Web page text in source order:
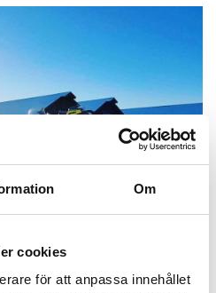
Om
cookies
för att anpassa innehållet